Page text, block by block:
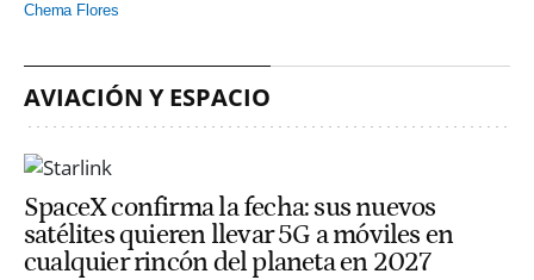
Chema Flores
AVIACIÓN Y ESPACIO
SpaceX confirma la fecha: sus nuevos
satélites quieren llevar 5G a móviles en
cualquier rincón del planeta en 2027